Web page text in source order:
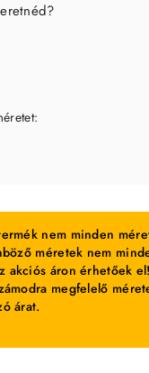
nem minden
méretek nem
akciós áron érhetőek
megfelelő
árat.